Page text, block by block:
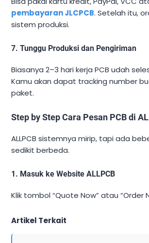
pembayaran JLCPCB. Setelah itu,
sistem produksi.
7. Tunggu Produksi dan Pengiriman
Biasanya 2–3 hari kerja PCB udah
Kamu akan dapat tracking number
paket.
Step by Step Cara Pesan PCB di
ALLPCB sistemnya mirip, tapi ada
sedikit berbeda.
1. Masuk ke Website ALLPCB
Klik tombol “Quote Now” atau “Order
Artikel Terkait